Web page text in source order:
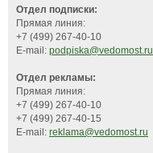
Отдел подписки:
Прямая линия:
+7 (499) 267-40-10
E-mail: podpiska@vedomost.ru
Отдел рекламы:
Прямая линия:
+7 (499) 267-40-10
+7 (499) 267-40-15
E-mail: reklama@vedomost.ru